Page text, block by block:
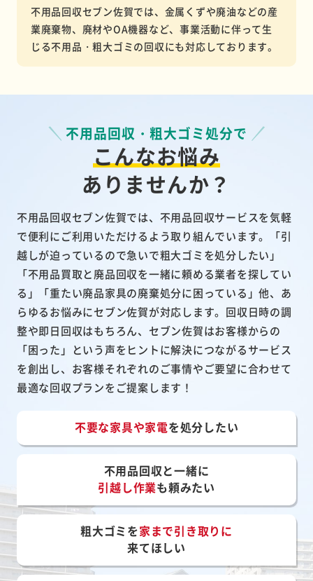
不用品回収セブン佐賀では、金属くずや廃油などの産
業廃棄物、廃材やOA機器など、事業活動に伴って生
じる不用品・粗大ゴミの回収にも対応しております。
不用品回収・粗大ゴミ処分で
こんなお悩み
ありませんか？
不用品回収セブン佐賀では、不用品回収サービスを気軽
で便利にご利用いただけるよう取り組んでいます。「引
越しが迫っているので急いで粗大ゴミを処分したい」
「不用品買取と廃品回収を一緒に頼める業者を探してい
る」「重たい廃品家具の廃棄処分に困っている」他、あ
らゆるお悩みにセブン佐賀が対応します。回収日時の調
整や即日回収はもちろん、セブン佐賀はお客様からの
「困った」という声をヒントに解決につながるサービス
を創出し、お客様それぞれのご事情やご要望に合わせて
最適な回収プランをご提案します！
不要な家具や家電を処分したい
不用品回収と一緒に
引越し作業も頼みたい
粗大ゴミを家まで引き取りに
来てほしい